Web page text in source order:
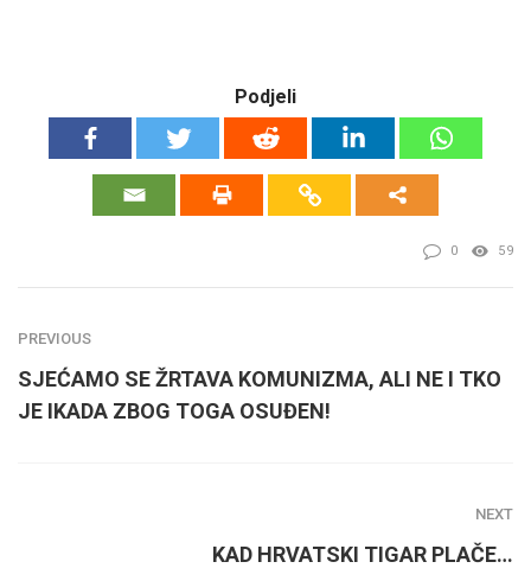
Podjeli
0 59
PREVIOUS
SJEĆAMO SE ŽRTAVA KOMUNIZMA, ALI NE I TKO
JE IKADA ZBOG TOGA OSUĐEN!
NEXT
KAD HRVATSKI TIGAR PLAČE…